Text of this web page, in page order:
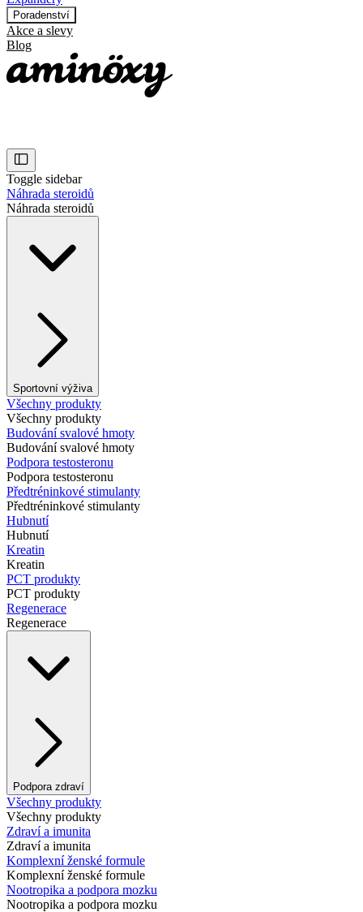
Poradenství
Akce a slevy
Blog
Toggle sidebar
Náhrada steroidů
Náhrada steroidů
Sportovní výživa
Všechny produkty
Všechny produkty
Budování svalové hmoty
Budování svalové hmoty
Podpora testosteronu
Podpora testosteronu
Předtréninkové stimulanty
Předtréninkové stimulanty
Hubnutí
Hubnutí
Kreatin
Kreatin
PCT produkty
PCT produkty
Regenerace
Regenerace
Podpora zdraví
Všechny produkty
Všechny produkty
Zdraví a imunita
Zdraví a imunita
Komplexní ženské formule
Komplexní ženské formule
Nootropika a podpora mozku
Nootropika a podpora mozku